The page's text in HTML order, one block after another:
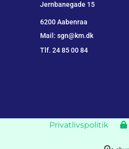
Jernbanegade 15
6200 Aabenraa
Mail: sgn@km.dk
Tlf. 24 85 00 84
Privatlivspolitik